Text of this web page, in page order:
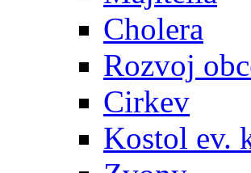
Cholera
Rozvoj
Cirkev
Kostol ev.